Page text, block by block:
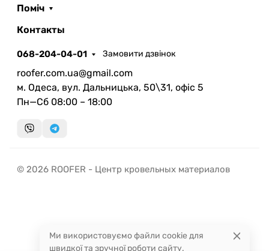
Поміч
Контакты
068-204-04-01 Замовити дзвінок
roofer.com.ua@gmail.com
м. Одеса, вул. Дальницька, 50\31, офіс 5
Пн—Сб 08:00 – 18:00
© 2026 ROOFER - Центр кровельных материалов
Ми використовуємо файли cookie для
швидкої та зручної роботи сайту.
миттєвий зворотний виклик